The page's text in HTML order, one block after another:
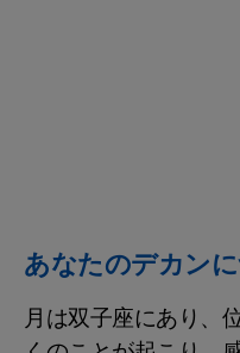
あなたのデカン
月は双子座にあり、